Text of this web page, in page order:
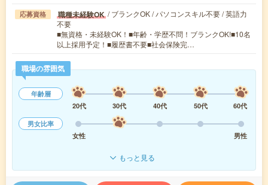
応募資格 職種未経験OK / ブランクOK / パソコンスキル不要 / 英語力
不要
■無資格・未経験OK！■年齢・学歴不問！ブランクOK!■10名
以上採用予定！■履歴書不要■社会保険完…
職場の雰囲気
年齢層
20代
30代 40代 50代
60代
男女比率
女性
男性
もっと見る